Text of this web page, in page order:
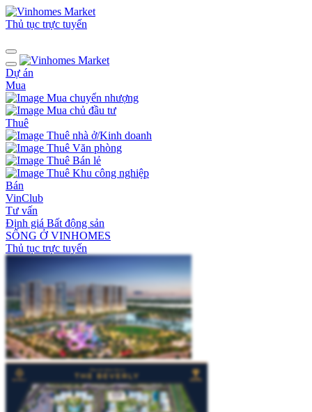
Thủ tục trực tuyến
Dự án
Mua
Mua chuyển nhượng
Mua chủ đầu tư
Thuê
Thuê nhà ở/Kinh doanh
Thuê Văn phòng
Thuê Bán lẻ
Thuê Khu công nghiệp
Bán
VinClub
Tư vấn
Định giá Bất động sản
SỐNG Ở VINHOMES
Thủ tục trực tuyến